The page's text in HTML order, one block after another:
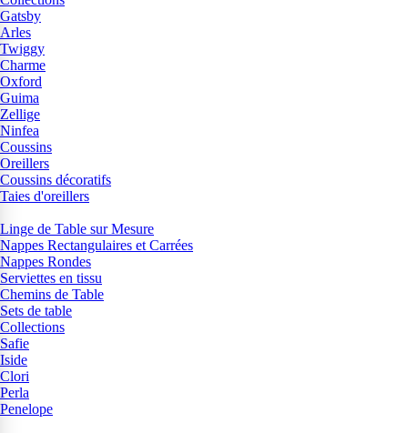
Gatsby
Arles
Twiggy
Charme
Oxford
Guima
Zellige
Ninfea
Coussins
Oreillers
Coussins décoratifs
Taies d'oreillers
Linge de Table sur Mesure
Nappes Rectangulaires et Carrées
Nappes Rondes
Serviettes en tissu
Chemins de Table
Sets de table
Collections
Safie
Iside
Clori
Perla
Penelope